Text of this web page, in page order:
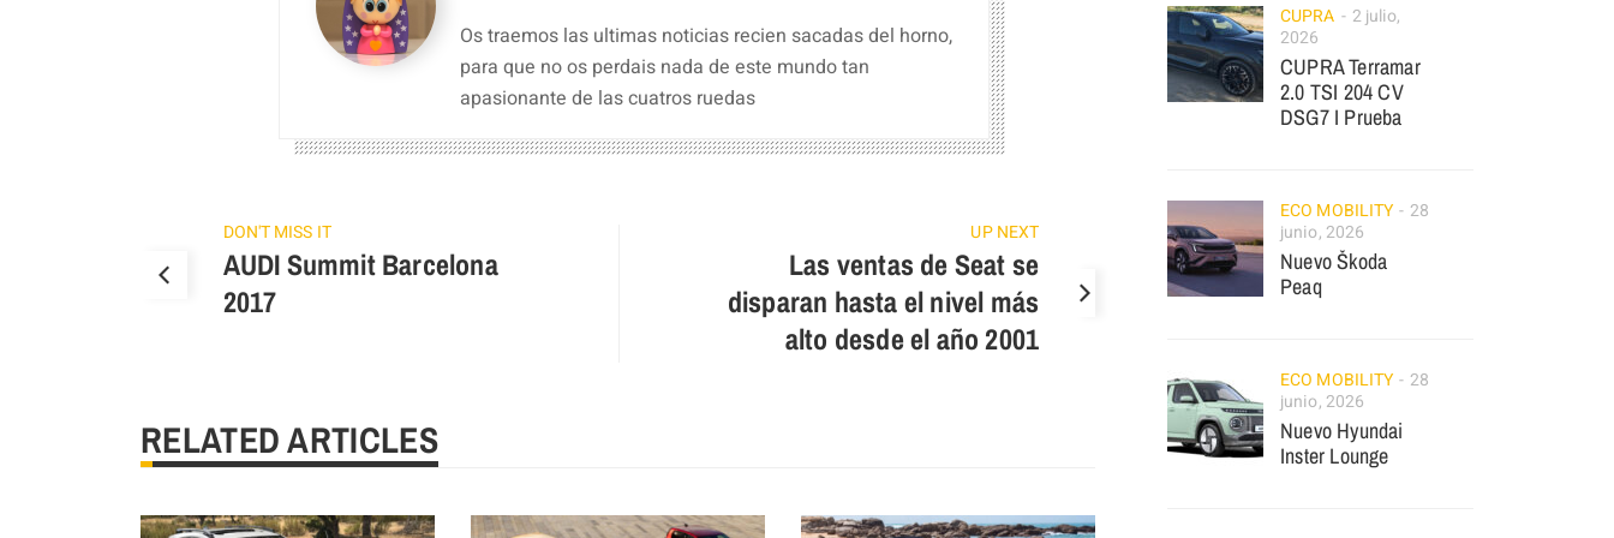
Os traemos las ultimas noticias recien sacadas del horno,
para que no os perdais nada de este mundo tan
apasionante de las cuatros ruedas
DON'T MISS IT
AUDI Summit Barcelona
2017
UP NEXT
Las ventas de Seat se
disparan hasta el nivel más
alto desde el año 2001
RELATED ARTICLES
CUPRA
2 julio,
2026
CUPRA Terramar
2.0 TSI 204 CV
DSG7 I Prueba
ECO MOBILITY
28
junio, 2026
Nuevo Škoda
Peaq
ECO MOBILITY
28
junio, 2026
Nuevo Hyundai
Inster Lounge